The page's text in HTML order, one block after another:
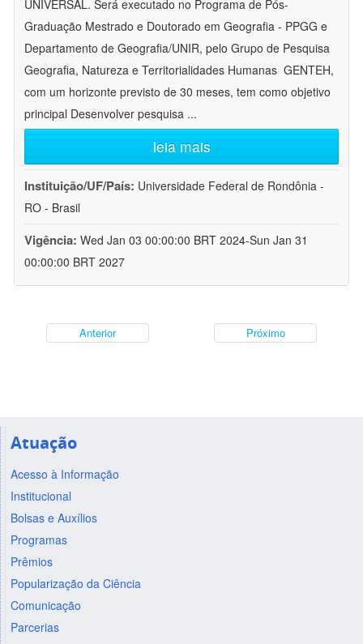
UNIVERSAL. Será executado no Programa de Pós-
Graduação Mestrado e Doutorado em Geografia - PPGG e
Departamento de Geografia/UNIR, pelo Grupo de Pesquisa
Geografia, Natureza e Territorialidades Humanas  GENTEH,
com um horizonte previsto de 30 meses, tem como objetivo
principal Desenvolver pesquisa ...
leia mais
Instituição/UF/País: Universidade Federal de Rondônia -
RO - Brasil
Vigência: Wed Jan 03 00:00:00 BRT 2024-Sun Jan 31
00:00:00 BRT 2027
Anterior Próximo
Atuação
Acesso à Informação
Institucional
Bolsas e Auxílios
Programas
Prêmios
Popularização da Ciência
Comunicação
Parcerias